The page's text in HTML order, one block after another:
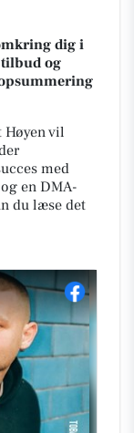
dig i
og
Høyen vil
med
en DMA-
du læse det